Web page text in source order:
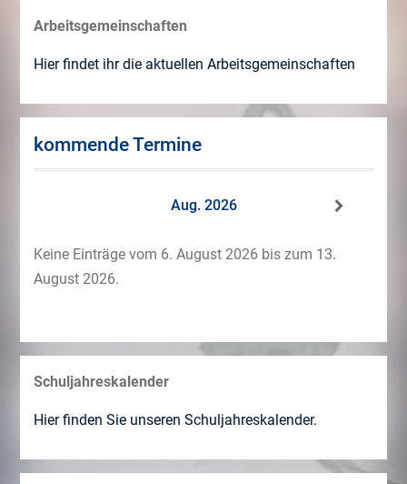
Arbeitsgemeinschaften
Hier findet ihr die aktuellen Arbeitsgemeinschaften
kommende Termine
Aug. 2026
Keine Einträge vom 6. August 2026 bis zum 13.
August 2026.
Schuljahreskalender
Hier finden Sie unseren Schuljahreskalender.